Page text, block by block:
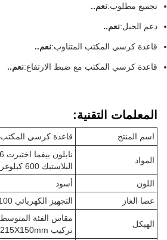
تجميع مطلوب:نعم..
دعم الحبل:نعم..
قاعدة كرسي المكتب المتناوب:نعم..
قاعدة كرسي المكتب مع ضبط الارتفاع:نعم..
المعلمات التقنية:
اسم المنتج قاعدة كرسي المكتب
المواد
البلاستيك 600 كيلوغراماً
اللون
أسود
عصا الغاز
التجهيز الكهربائي 100 ضربة
الهيكل
تركيب 215X150mm